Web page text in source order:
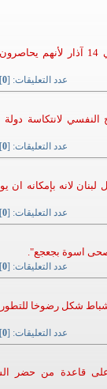
: "لا حاجة لمحاصرة مسيحيي 14 آذار
عدد التعليقات: [0
لانتكاسة دولة
عدد التعليقات: [0
لانه بإمكانه ان
عدد التعليقات: [0
اسوة بجعجع".
عدد التعليقات: [0
السياسي في 14 شباط شكل رضوخا
عدد التعليقات: [0
على قاعدة من حضر